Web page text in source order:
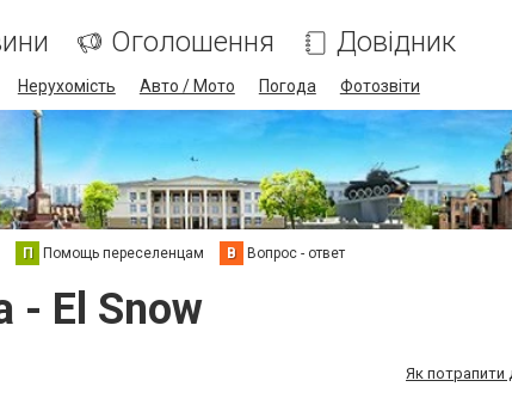
Оголошення Довідник
Нерухомість Авто / Мото Погода Фотозвіти
П Помощь переселенцам В Вопрос - ответ
- El Snow
Як потрапити